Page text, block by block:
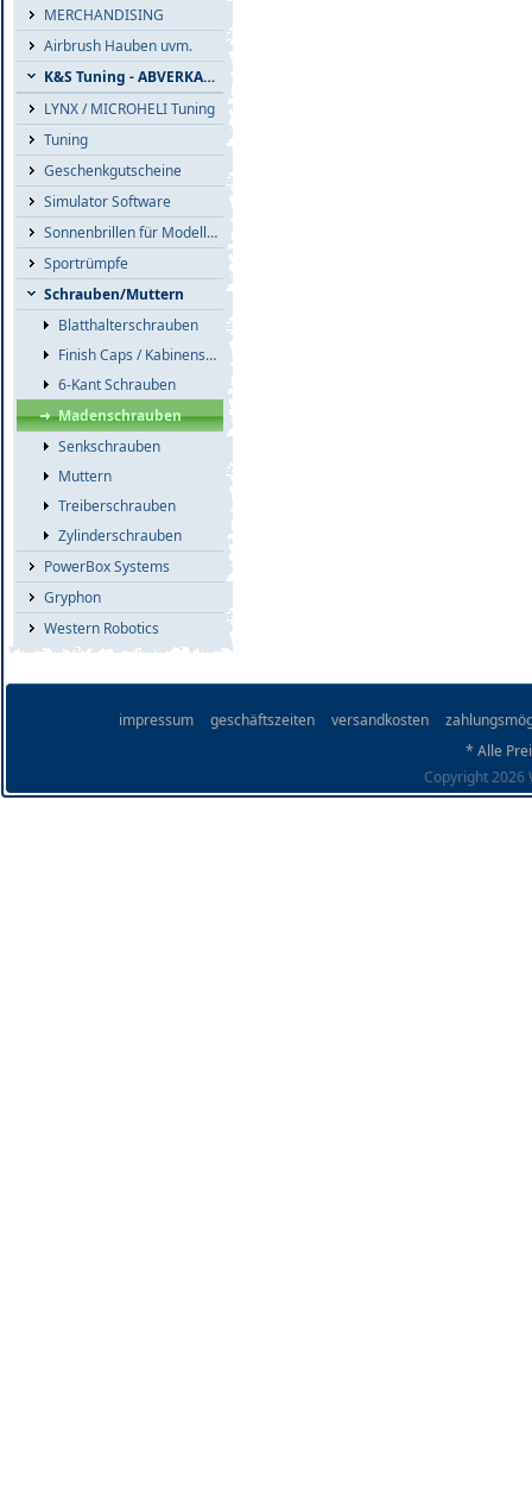
MERCHANDISING
Airbrush Hauben uvm.
K&S Tuning - ABVERKAUF
LYNX / MICROHELI Tuning
Tuning
Geschenkgutscheine
Simulator Software
Sonnenbrillen für Modellflieger
Sportrümpfe
Schrauben/Muttern
Blatthalterschrauben
Finish Caps / Kabinenschrauben
6-Kant Schrauben
Madenschrauben
Senkschrauben
Muttern
Treiberschrauben
Zylinderschrauben
PowerBox Systems
Gryphon
Western Robotics
impressum geschäftszeiten versandkosten
* Alle
Copyright 2026